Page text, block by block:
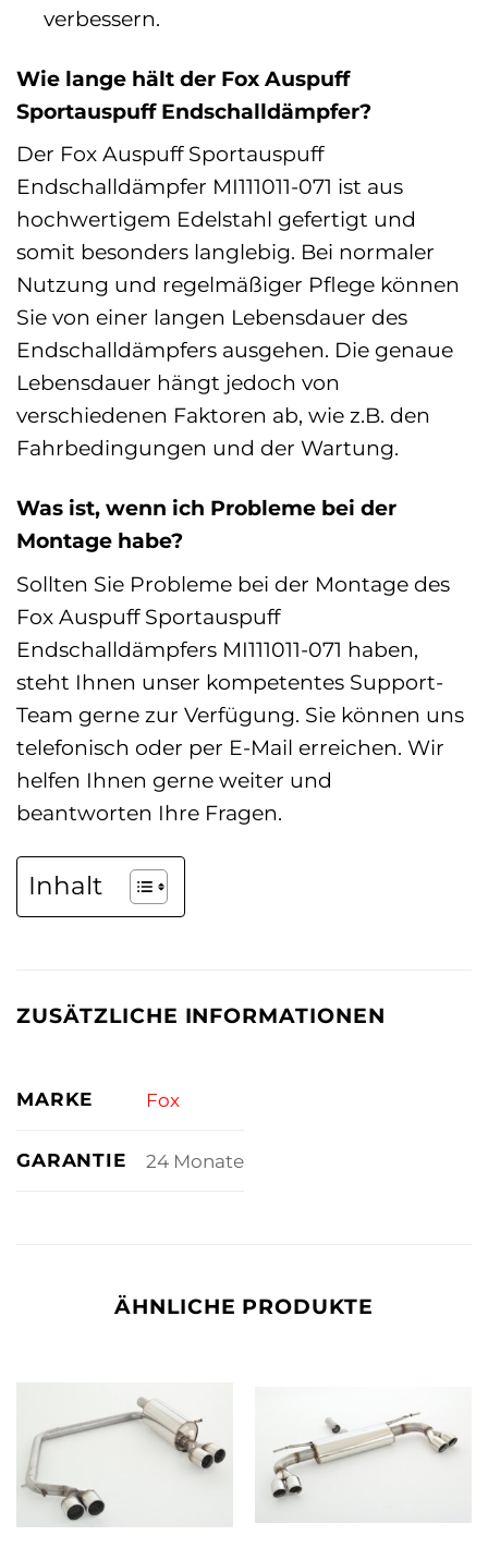
verbessern.
Wie lange hält der Fox Auspuff
Sportauspuff Endschalldämpfer?
Der Fox Auspuff Sportauspuff
Endschalldämpfer MI111011-071 ist aus
hochwertigem Edelstahl gefertigt und
somit besonders langlebig. Bei normaler
Nutzung und regelmäßiger Pflege können
Sie von einer langen Lebensdauer des
Endschalldämpfers ausgehen. Die genaue
Lebensdauer hängt jedoch von
verschiedenen Faktoren ab, wie z.B. den
Fahrbedingungen und der Wartung.
Was ist, wenn ich Probleme bei der
Montage habe?
Sollten Sie Probleme bei der Montage des
Fox Auspuff Sportauspuff
Endschalldämpfers MI111011-071 haben,
steht Ihnen unser kompetentes Support-
Team gerne zur Verfügung. Sie können uns
telefonisch oder per E-Mail erreichen. Wir
helfen Ihnen gerne weiter und
beantworten Ihre Fragen.
Inhalt
ZUSÄTZLICHE INFORMATIONEN
MARKE Fox
GARANTIE 24 Monate
ÄHNLICHE PRODUKTE